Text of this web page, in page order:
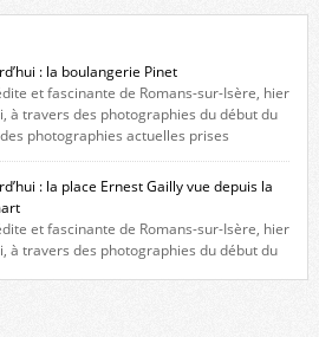
vestiges du couvent des Capucins ! Petit
: la boulangerie Pinet
et fascinante de Romans-sur-Isère, hier
à travers des photographies du début du
photographies actuelles prises
! A l’angle de la place Jean Jaurès et de
à Romans. La boulangerie
[…]
: la place Ernest Gailly vue depuis la
et fascinante de Romans-sur-Isère, hier
à travers des photographies du début du